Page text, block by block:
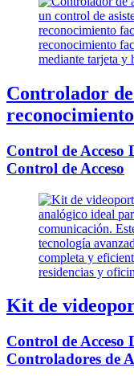
Controlador
Control de Acceso
Control de Acceso
Kit de
Control de Acceso
Controladores de